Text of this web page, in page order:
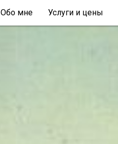
Обо мне Услуги и цены